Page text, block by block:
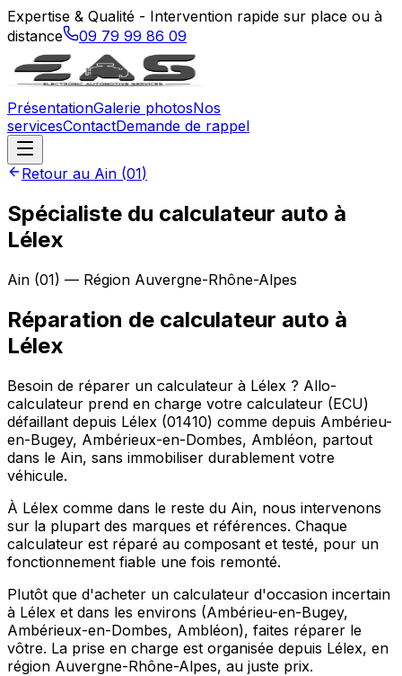
Expertise & Qualité - Intervention rapide sur place ou à
distance
09 79 99 86 09
PrésentationGalerie photosNos
servicesContactDemande de rappel
Retour au Ain (01)
Spécialiste du calculateur auto à
Lélex
Ain (01) — Région Auvergne-Rhône-Alpes
Réparation de calculateur auto à
Lélex
Besoin de réparer un calculateur à Lélex ? Allo-
calculateur prend en charge votre calculateur (ECU)
défaillant depuis Lélex (01410) comme depuis Ambérieu-
en-Bugey, Ambérieux-en-Dombes, Ambléon, partout
dans le Ain, sans immobiliser durablement votre
véhicule.
À Lélex comme dans le reste du Ain, nous intervenons
sur la plupart des marques et références. Chaque
calculateur est réparé au composant et testé, pour un
fonctionnement fiable une fois remonté.
Plutôt que d'acheter un calculateur d'occasion incertain
à Lélex et dans les environs (Ambérieu-en-Bugey,
Ambérieux-en-Dombes, Ambléon), faites réparer le
vôtre. La prise en charge est organisée depuis Lélex, en
région Auvergne-Rhône-Alpes, au juste prix.